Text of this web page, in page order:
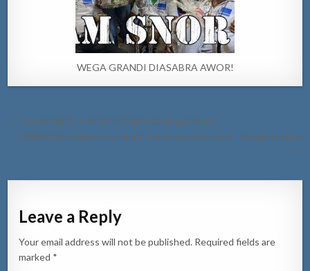
WEGA GRANDI DIASABRA AWOR!
Post
navigation
← TEAM SNOR A PONE CASHERO HILLS PLAT!
[VIDEO] Accidente cu hende herida na e bahada di e brug na Hato
→
Leave a Reply
Your email address will not be published. Required fields are
marked *